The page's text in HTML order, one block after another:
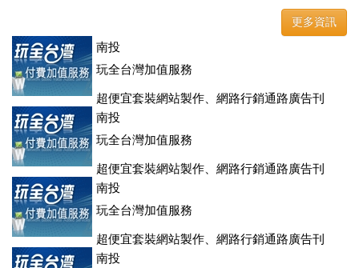
登、訂房系統、客房委託旅行社銷售，全面優惠中....
更多資訊
南投
玩全台灣加值服務
超便宜套裝網站製作、網路行銷通路廣告刊
登、訂房系統、客房委託旅行社銷售，全面優惠中....
南投
玩全台灣加值服務
超便宜套裝網站製作、網路行銷通路廣告刊
登、訂房系統、客房委託旅行社銷售，全面優惠中....
南投
玩全台灣加值服務
超便宜套裝網站製作、網路行銷通路廣告刊
登、訂房系統、客房委託旅行社銷售，全面優惠中....
南投